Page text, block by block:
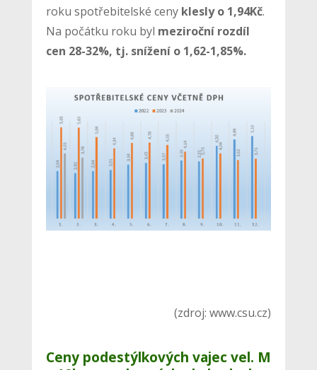
roku spotřebitelské cenyklesly o 1,94Kč.
Na počátku roku byl meziroční rozdíl
cen 28-32%, tj. snížení o 1,62-1,85%.
(zdroj: www.csu.cz)
Ceny podestýlkových vajec vel. M